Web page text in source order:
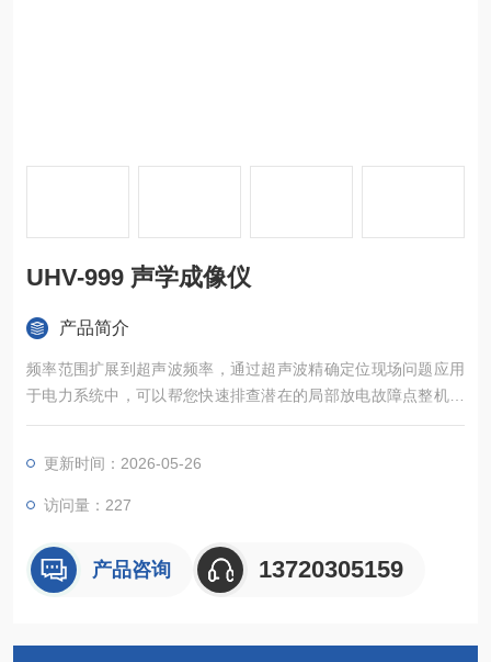
UHV-999 声学成像仪
产品简介
频率范围扩展到超声波频率，通过超声波精确定位现场问题应用
于电力系统中，可以帮您快速排查潜在的局部放电故障点整机采
用铝合金壳体，坚固耐用，能够适应复杂多变的工作环境
更新时间：2026-05-26
访问量：227
产品咨询 13720305159